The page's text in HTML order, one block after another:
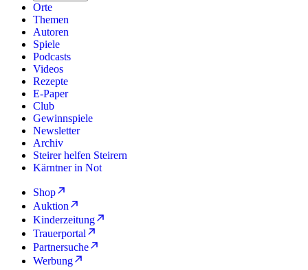
Orte
Themen
Autoren
Spiele
Podcasts
Videos
Rezepte
E-Paper
Club
Gewinnspiele
Newsletter
Archiv
Steirer helfen Steirern
Kärntner in Not
Shop
Auktion
Kinderzeitung
Trauerportal
Partnersuche
Werbung